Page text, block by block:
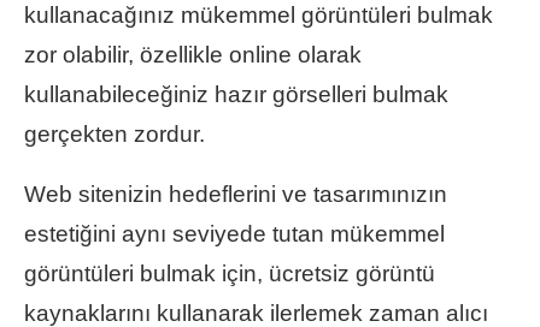
kullanacağınız mükemmel görüntüleri bulmak
zor olabilir, özellikle online olarak
kullanabileceğiniz hazır görselleri bulmak
gerçekten zordur.
Web sitenizin hedeflerini ve tasarımınızın
estetiğini aynı seviyede tutan mükemmel
görüntüleri bulmak için, ücretsiz görüntü
kaynaklarını kullanarak ilerlemek zaman alıcı